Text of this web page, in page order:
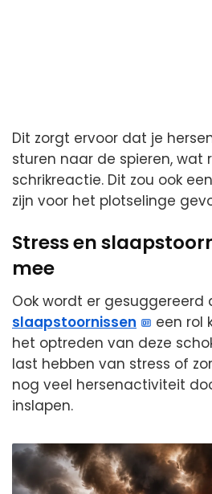
Dit zorgt ervoor dat je
sturen naar de spieren, wat
schrikreactie. Dit zou ook
zijn voor het plotselinge
Stress en
mee
Ook wordt er gesuggereerd
slaapstoornissen
een rol
het optreden van deze
last hebben van stress of
nog veel hersenactiviteit
inslapen.